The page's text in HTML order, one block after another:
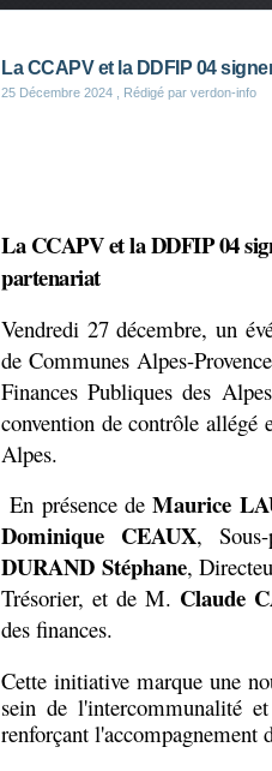
La CCAPV et la DDFIP 04
25 Décembre 2024 , Rédigé par verdon-info
La CCAPV et la DDFIP 04
partenariat
Vendredi 27 décembre, un
de Communes Alpes-
Finances Publiques des
convention de contrôle allégé
Alpes.
En présence de Maurice
Dominique CEAUX,
DURAND Stéphane,
Trésorier, et de M. Claude
des finances.
Cette initiative marque une
sein de l'intercommunalité
renforçant l'accompagnement